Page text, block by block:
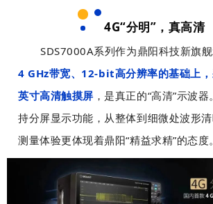
4G“分明”，真高清
SDS7000A系列作为鼎阳科技新旗舰
4 GHz带宽、12-bit高分辨率的基础上
英寸高清触摸屏 ，是真正的“高清”示波
持分屏显示功能，从整体到细微处波形
测量体验更体现着鼎阳“精益求精”的态度。